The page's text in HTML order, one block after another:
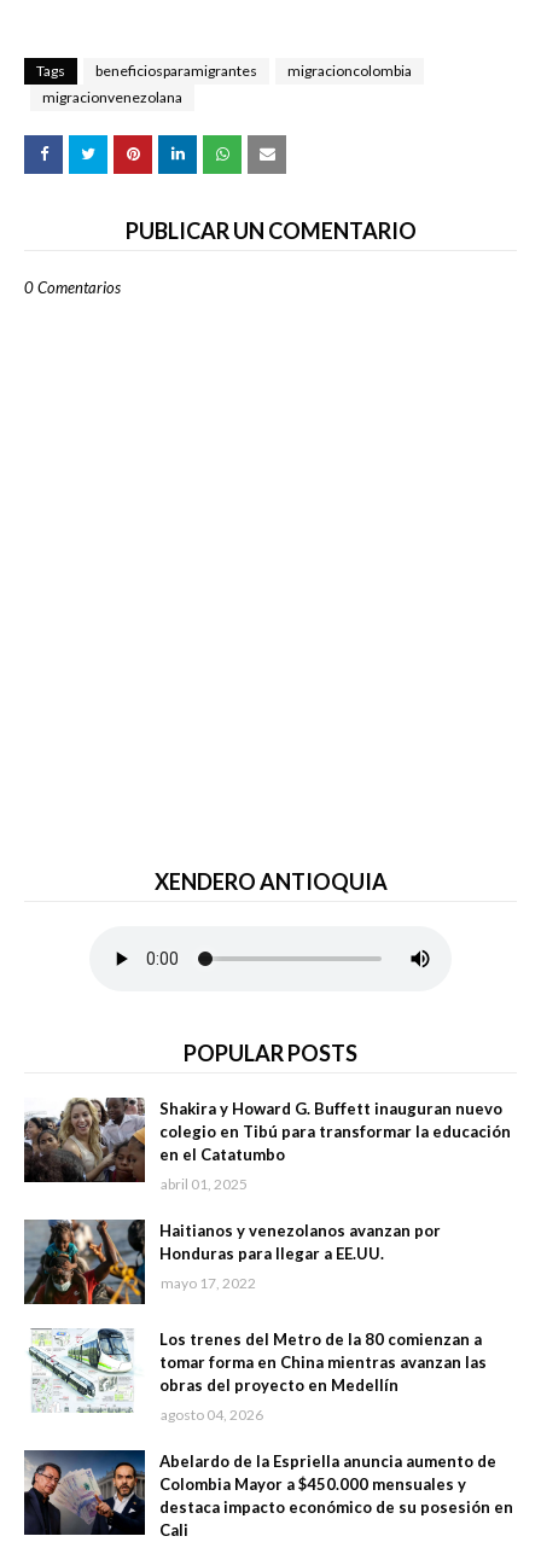
Tags beneficiosparamigrantes
migracioncolombia
migracionvenezolana
PUBLICAR UN COMENTARIO
0 Comentarios
XENDERO ANTIOQUIA
POPULAR POSTS
Shakira y Howard G. Buffett inauguran nuevo
colegio en Tibú para transformar la educación
en el Catatumbo
abril 01, 2025
Haitianos y venezolanos avanzan por
Honduras para llegar a EE.UU.
mayo 17, 2022
Los trenes del Metro de la 80 comienzan a
tomar forma en China mientras avanzan las
obras del proyecto en Medellín
agosto 04, 2026
Abelardo de la Espriella anuncia aumento de
Colombia Mayor a $450.000 mensuales y
destaca impacto económico de su posesión en
Cali